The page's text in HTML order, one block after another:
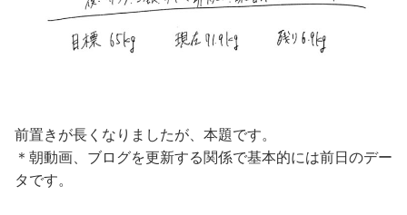
前置きが長くなりましたが、本題です。
＊朝動画、ブログを更新する関係で基本的には前日のデー
タです。